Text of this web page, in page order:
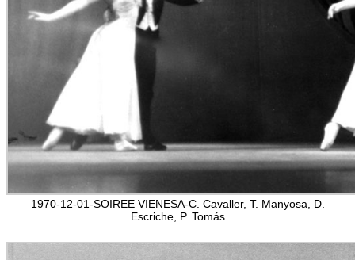
1970-12-01-SOIREE VIENESA-C. Cavaller, T. Manyosa, D.
Escriche, P. Tomás